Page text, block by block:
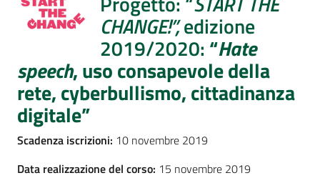
Assemblea
Assemblea
CHANGE!”,edizione
2019/2020: “Hate
speech, uso consapevole della
rete, cyberbullismo, cittadinanza
digitale”
Scadenza iscrizioni: 10 novembre 2019
Data realizzazione del corso: 15 novembre 2019